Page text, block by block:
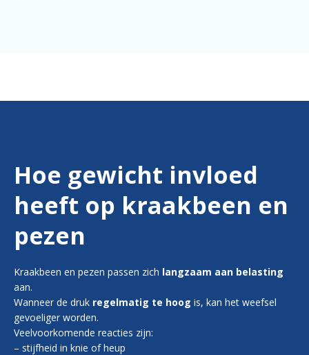
Hoe gewicht invloed
heeft op kraakbeen en
pezen
Kraakbeen en pezen passen zich langzaam aan belasting
aan.
Wanneer de druk regelmatig te hoog is, kan het weefsel
gevoeliger worden.
Veelvoorkomende reacties zijn:
– stijfheid in knie of heup